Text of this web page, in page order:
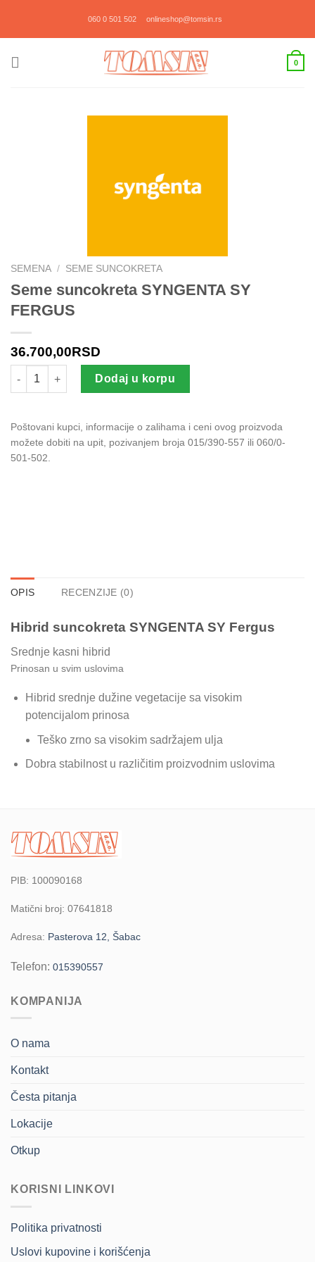
060 0 501 502 onlineshop@tomsin.rs
0
SEMENA / SEME SUNCOKRETA
Seme suncokreta SYNGENTA SY
FERGUS
36.700,00RSD
Seme suncokreta SYNGENTA SY FERGUS količina
Dodaj u korpu
Poštovani kupci, informacije o zalihama i ceni ovog proizvoda
možete dobiti na upit, pozivanjem broja 015/390-557 ili 060/0-
501-502.
OPIS RECENZIJE (0)
Hibrid suncokreta SYNGENTA SY Fergus
Srednje kasni hibrid
Prinosan u svim uslovima
Hibrid srednje dužine vegetacije sa visokim
potencijalom prinosa
Teško zrno sa visokim sadržajem ulja
Dobra stabilnost u različitim proizvodnim uslovima
PIB: 100090168
Matični broj: 07641818
Adresa: Pasterova 12, Šabac
Telefon: 015390557
KOMPANIJA
O nama
Kontakt
Česta pitanja
Lokacije
Otkup
KORISNI LINKOVI
Politika privatnosti
Uslovi kupovine i korišćenja